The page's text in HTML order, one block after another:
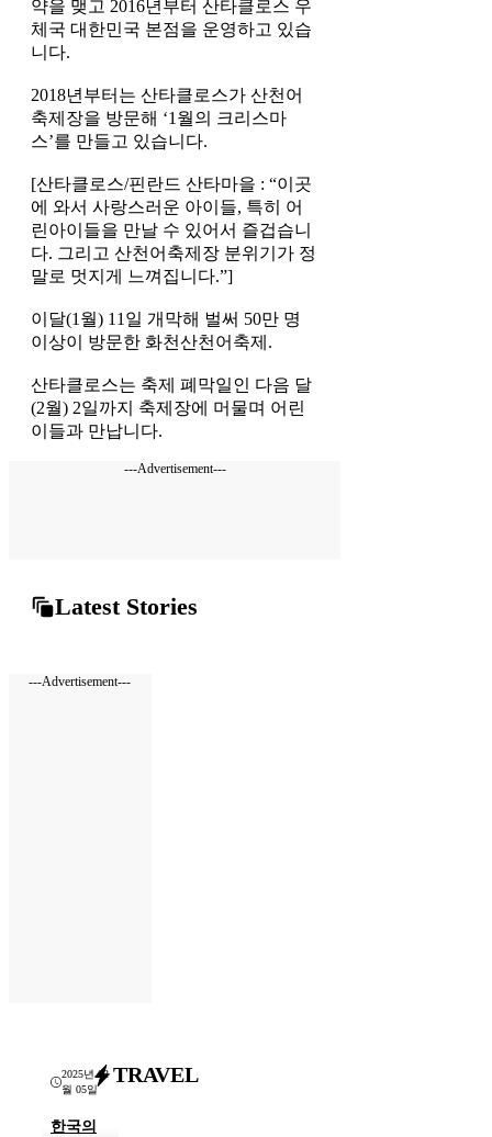
약을 맺고 2016년부터 산타클로스 우
체국 대한민국 본점을 운영하고 있습
니다.
2018년부터는 산타클로스가 산천어
축제장을 방문해 ‘1월의 크리스마
스’를 만들고 있습니다.
[산타클로스/핀란드 산타마을 : “이곳
에 와서 사랑스러운 아이들, 특히 어
린아이들을 만날 수 있어서 즐겁습니
다. 그리고 산천어축제장 분위기가 정
말로 멋지게 느껴집니다.”]
이달(1월) 11일 개막해 벌써 50만 명
이상이 방문한 화천산천어축제.
산타클로스는 축제 폐막일인 다음 달
(2월) 2일까지 축제장에 머물며 어린
이들과 만납니다.
---Advertisement---
Latest Stories
---Advertisement---
TRAVEL
2025년 02
월 05일
한국의